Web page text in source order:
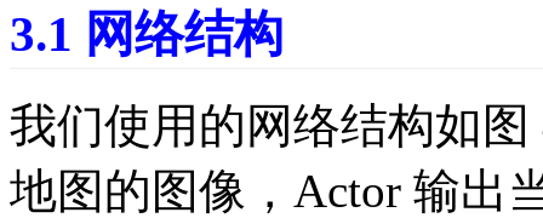
3.1 网络结构
我们使用的网络结构如
地图的图像，Actor 输出